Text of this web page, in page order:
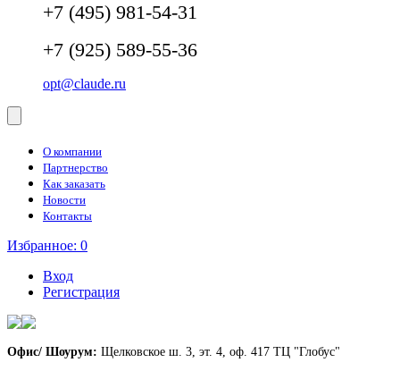
+7 (495) 981-54-31
+7 (925) 589-55-36
opt@claude.ru
О компании
Партнерство
Как заказать
Новости
Контакты
Избранное: 0
Вход
Регистрация
Офис/ Шоурум: Щелковское ш. 3, эт. 4, оф. 417 ТЦ "Глобус"